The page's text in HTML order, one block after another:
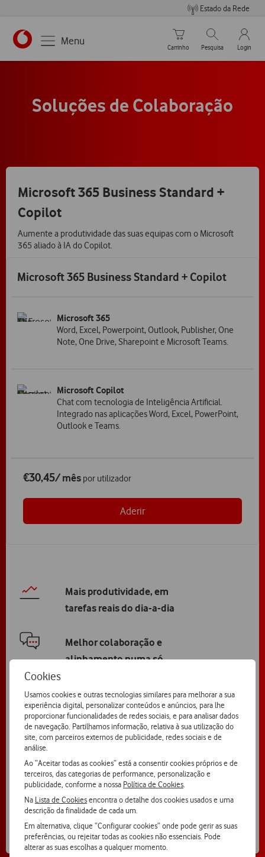
Cookies
Usamos cookies e outras tecnologias similares para melhorar a sua
experiência digital, personalizar conteúdos e anúncios, para lhe
proporcionar funcionalidades de redes sociais, e para analisar dados
de navegação. Partilhamos informação, relativa à sua utilização do
site, com parceiros externos de publicidade, redes sociais e de
análise.
Ao “Aceitar todas as cookies” está a consentir cookies próprios e de
terceiros, das categorias de performance, personalização e
publicidade, conforme a nossa Política de Cookies
Na Lista de Cookiesencontra o detalhe dos cookies usados e uma
descrição da finalidade de cada um.
Em alternativa, clique “Configurar cookies” onde pode gerir as suas
preferências, ou rejeitar todas as cookies não essenciais. Pode
alterar as suas escolhas a qualquer momento.
Estado da Rede
Menu
Carrinho de compras
Carrinho
Pesquisar
Pesquisa
My
Login
Soluções de Colaboração
Microsoft 365 Business Standard +
Copilot
Aumente a produtividade das suas equipas com o Microsoft
365 aliado à IA do Copilot.
Microsoft 365 Business Standard + Copilot
Microsoft 365
Word, Excel, Powerpoint, Outlook, Publisher, One
Note, One Drive, Sharepoint e Microsoft Teams.
Microsoft Copilot
Chat com tecnologia de Inteligência Artificial.
Integrado nas aplicações Word, Excel, PowerPoint,
Outlook e Teams.
€30,45/ mês por utilizador
Aderir
Mais produtividade, em
tarefas reais do dia-a-dia
Melhor colaboração e
alinhamento numa só
Decisões mais rápidas com
conhecimento organizado
Ver mais planos